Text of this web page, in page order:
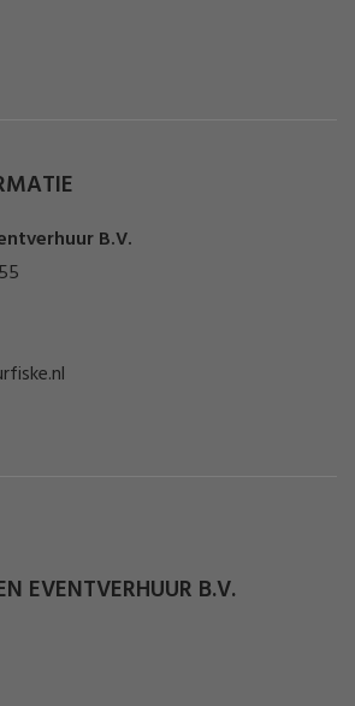
B.V.
EVENTVERHUUR B.V.